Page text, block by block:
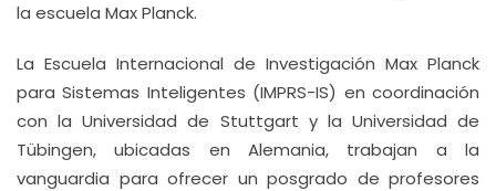
la escuela Max Planck.
La Escuela Internacional de Investigación Max Planck
para Sistemas Inteligentes (IMPRS-IS) en coordinación
con la Universidad de Stuttgart y la Universidad de
Tübingen, ubicadas en Alemania, trabajan a la
vanguardia para ofrecer un posgrado de profesores